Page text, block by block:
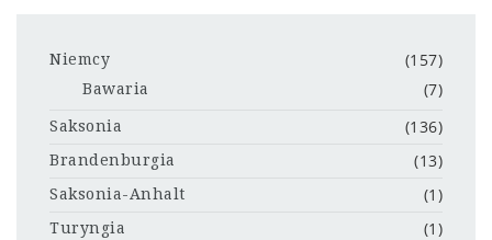
Niemcy (157)
Bawaria (7)
Saksonia (136)
Brandenburgia (13)
Saksonia-Anhalt (1)
Turyngia (1)